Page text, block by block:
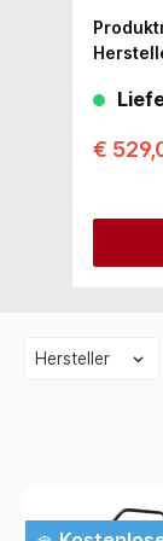
€
Hersteller